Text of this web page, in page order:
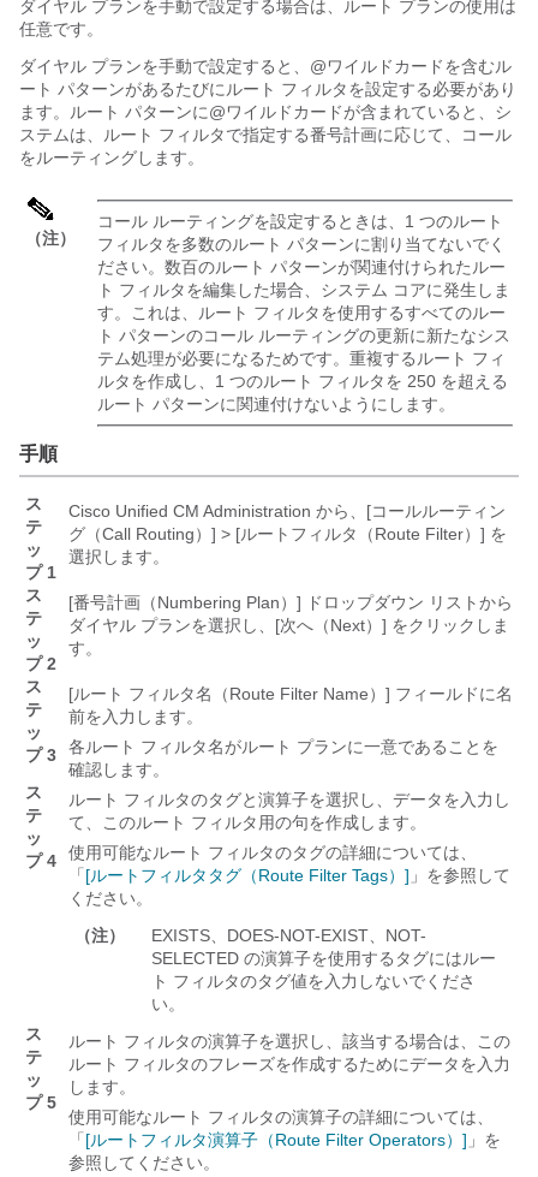
ダイヤル プランを手動で設定する場合は、ルート プランの使用は
任意です。
ダイヤル プランを手動で設定すると、@ワイルドカードを含むル
ート パターンがあるたびにルート フィルタを設定する必要があり
ます。ルート パターンに@ワイルドカードが含まれていると、シ
ステムは、ルート フィルタで指定する番号計画に応じて、コール
をルーティングします。
（注）
コール ルーティングを設定するときは、1 つのルート
フィルタを多数のルート パターンに割り当てないでく
ださい。数百のルート パターンが関連付けられたルー
ト フィルタを編集した場合、システム コアに発生しま
す。これは、ルート フィルタを使用するすべてのルー
ト パターンのコール ルーティングの更新に新たなシス
テム処理が必要になるためです。重複するルート フィ
ルタを作成し、1 つのルート フィルタを 250 を超える
ルート パターンに関連付けないようにします。
手順
ス
テ
ッ
プ 1
Cisco Unified CM Administration から、[コールルーティン
グ（Call Routing）] > [ルートフィルタ（Route Filter）] を
選択します。
ス
テ
ッ
プ 2
[番号計画（Numbering Plan）]
ドロップダウン リストから
ダイヤル プランを選択し、[次へ（Next）] をクリックしま
す。
ス
テ
ッ
プ 3
[ルート フィルタ名（Route Filter Name）] フィールドに名
前を入力します。
各ルート フィルタ名がルート プランに一意であることを
確認します。
ス
テ
ッ
プ 4
ルート フィルタのタグと演算子を選択し、データを入力し
て、このルート フィルタ用の句を作成します。
使用可能なルート フィルタのタグの詳細については、
「 [ルートフィルタタグ（Route Filter Tags）] 」を参照して
ください。
（注）
EXISTS、DOES-NOT-EXIST、NOT-
SELECTED の演算子を使用するタグにはルー
ト フィルタのタグ値を入力しないでくださ
い。
ス
テ
ッ
プ 5
ルート フィルタの演算子を選択し、該当する場合は、この
ルート フィルタのフレーズを作成するためにデータを入力
します。
使用可能なルート フィルタの演算子の詳細については、
「 [ルートフィルタ演算子（Route Filter Operators）] 」を
参照してください。